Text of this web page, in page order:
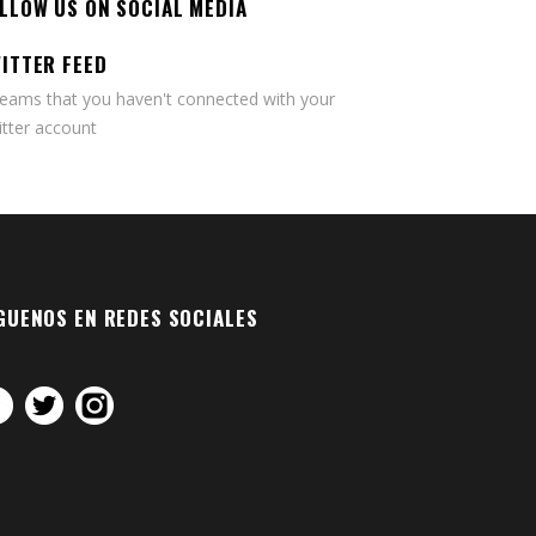
US ON SOCIAL MEDIA
FEED
that you haven't connected with your
account
EN REDES SOCIALES